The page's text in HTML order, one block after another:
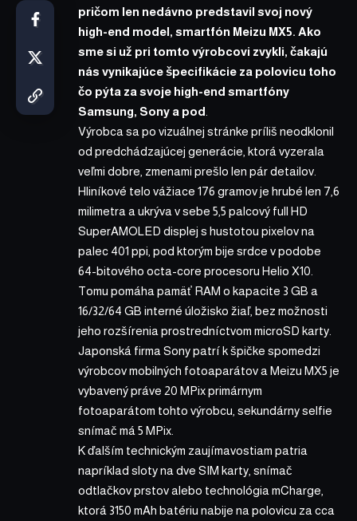
pričom len nedávno predstavil svoj nový
high-end model, smartfón Meizu MX5. Ako
sme si už pri tomto výrobcovi zvykli, čakajú
nás vynikajúce špecifikácie za polovicu toho
čo pýta za svoje high-end smartfóny
Samsung, Sony a pod
Výrobca sa po vizuálnej stránke príliš neodklonil
od predchádzajúcej generácie, ktorá vyzerala
veľmi dobre, zmenami prešlo len pár detailov.
Hliníkové telo vážiace 176 gramov je hrubé len 7,6
milimetra a ukrýva v sebe 5,5 palcový full HD
SuperAMOLED displej s hustotou pixelov na
palec 401 ppi, pod ktorým bije srdce v podobe
64-bitového octa-core procesoru Helio X10.
Tomu pomáha pamäť RAM o kapacite 3 GB a
16/32/64 GB interné úložisko žiaľ, bez možnosti
jeho rozšírenia prostredníctvom microSD karty.
Japonská firma Sony patrí k špičke spomedzi
výrobcov mobilných fotoaparátov a Meizu MX5 je
vybavený práve 20 MPix primárnym
fotoaparátom tohto výrobcu, sekundárny selfie
snímač má 5 MPix.
K ďalším technickým zaujímavostiam patria
napríklad sloty na dve SIM karty, snímač
odtlačkov prstov alebo technológia mCharge,
ktorá 3150 mAh batériu nabije na polovicu za cca